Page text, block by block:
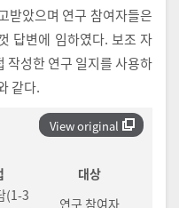
받았으며 연구 참여자들은
답변에 임하였다. 보조 자
작성한 연구 일지를 사용하
같다.
View original
대상
(1-3
연구 참여자